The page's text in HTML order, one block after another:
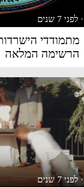
· לפני 7 שנים
הרשימה המלאה
· לפני 7 שנים